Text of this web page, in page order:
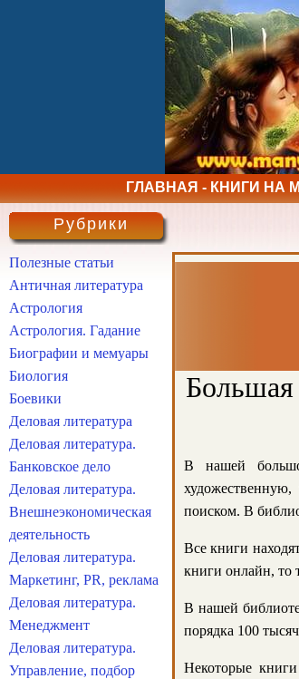
ГЛАВНАЯ - КНИГИ НА
Большая
В нашей
поиском. В
Все книги
книги онлайн, то
В нашей
порядка 100
Некоторые
Рубрики
Полезные статьи
Античная литература
Астрология
Астрология. Гадание
Биографии и мемуары
Биология
Боевики
Деловая литература
Деловая литература.
Банковское дело
Деловая литература.
Внешнеэкономическая
деятельность
Деловая литература.
Маркетинг, PR, реклама
Деловая литература.
Менеджмент
Деловая литература.
Управление, подбор